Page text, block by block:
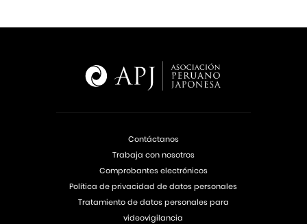
Contáctanos
Trabaja con nosotros
Comprobantes electrónicos
Política de privacidad de datos personales
Tratamiento de datos personales para
videovigilancia